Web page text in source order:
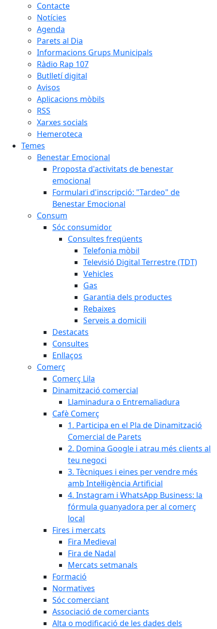
Contacte
Notícies
Agenda
Parets al Dia
Informacions Grups Municipals
Ràdio Rap 107
Butlletí digital
Avisos
Aplicacions mòbils
RSS
Xarxes socials
Hemeroteca
Temes
Benestar Emocional
Proposta d'activitats de benestar
emocional
Formulari d'inscripció: "Tardeo" de
Benestar Emocional
Consum
Sóc consumidor
Consultes freqüents
Telefonia mòbil
Televisió Digital Terrestre (TDT)
Vehicles
Gas
Garantia dels productes
Rebaixes
Serveis a domicili
Destacats
Consultes
Enllaços
Comerç
Comerç Lila
Dinamització comercial
Llaminadura o Entremaliadura
Cafè Comerç
1. Participa en el Pla de Dinamització
Comercial de Parets
2. Domina Google i atrau més clients al
teu negoci
3. Tècniques i eines per vendre més
amb Intel·ligència Artificial
4. Instagram i WhatsApp Business: la
fórmula guanyadora per al comerç
local
Fires i mercats
Fira Medieval
Fira de Nadal
Mercats setmanals
Formació
Normatives
Sóc comerciant
Associació de comerciants
Alta o modificació de les dades dels